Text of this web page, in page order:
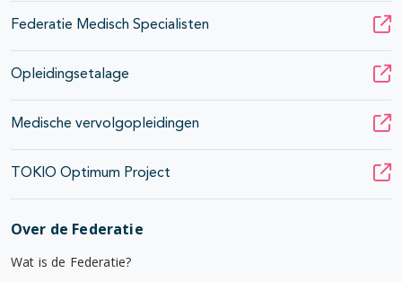
Federatie Medisch Specialisten
Opleidingsetalage
Medische vervolgopleidingen
TOKIO Optimum Project
Over de Federatie
Wat is de Federatie?